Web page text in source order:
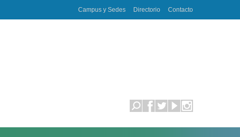
Campus y Sedes Directorio Contacto